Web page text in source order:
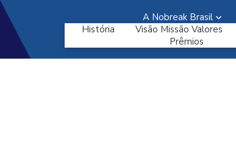
A Nobreak Brasil
História
Visão Missão Valores
Prêmios